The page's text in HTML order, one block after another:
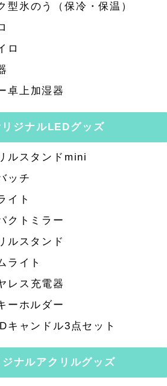
型氷のう（保冷・保温）
ロ
卓上加湿器
リジナルLEDグッズ
ルスタンドmini
ッチ
イト
クトミラー
ルスタンド
ライト
レス充電器
ーホルダー
キャンドル3点セット
ジナルアクリルグッズ